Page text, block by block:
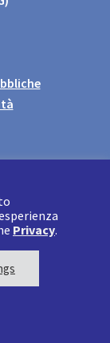
Privacy.